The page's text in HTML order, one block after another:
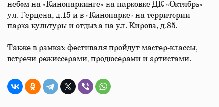
небом на «Кинопаркинге» на парковке ДК «Октябрь»
ул. Герцена, д.15 и в «Кинопарке» на территории
парка культуры и отдыха на ул. Кирова, д.85.
Также в рамках фестиваля пройдут мастер-классы,
встречи режиссерами, продюсерами и артистами.